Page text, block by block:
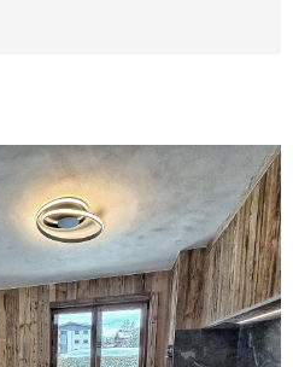
chambres, d’un
de bains ainsi que de WC
à proximité des
culturels du Palais et à
du cœur de Megève,
bien pour une résidence
à-terre à la montagne.
à la charge de